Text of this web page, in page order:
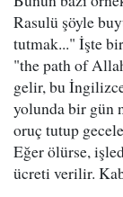
Rasulü şöyle
tutmak..." İşte
"the path of
gelir, bu
yolunda bir gün
oruç tutup
Eğer ölürse,
ücreti verilir.